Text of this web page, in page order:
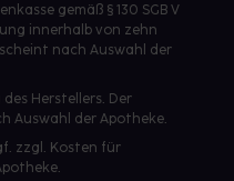
gemäß § 130 SGB V
innerhalb von zehn
nach Auswahl der
Herstellers. Der
Auswahl der Apotheke.
zzgl. Kosten für